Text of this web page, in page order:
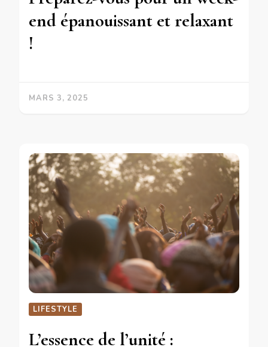
end épanouissant et relaxant
!
MARS 3, 2025
LIFESTYLE
L’essence de l’unité :